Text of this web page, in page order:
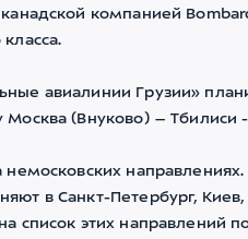
компанией
авиалинии Грузии»
(Внуково) – Тбилиси
немосковских
в Санкт-Петербург,
список этих направлений